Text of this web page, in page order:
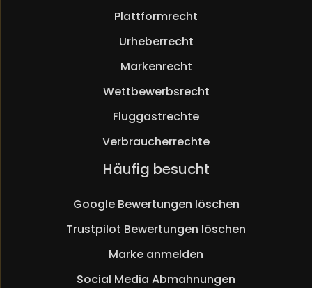
Plattformrecht
Urheberrecht
Markenrecht
Wettbewerbsrecht
Fluggastrechte
Verbraucherrechte
Häufig besucht
Google Bewertungen löschen
Trustpilot Bewertungen löschen
Marke anmelden
Social Media Abmahnungen